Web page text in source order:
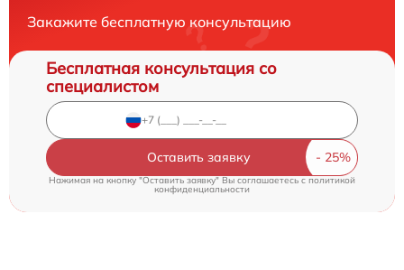
Закажите бесплатную консультацию
Бесплатная консультация со
специалистом
Оставить заявку
Нажимая на кнопку "Оставить заявку" Вы соглашаетесь cполитикой
конфиденциальности